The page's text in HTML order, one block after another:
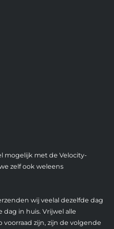
mogelijk met de Velocity-
zelf ook weleens
wij veelal dezelfde dag
in huis. Vrijwel alle
zijn, zijn de volgende